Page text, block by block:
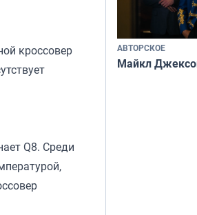
кроссовер
Q8. Среди
АВТОРСКОЕ
Майкл